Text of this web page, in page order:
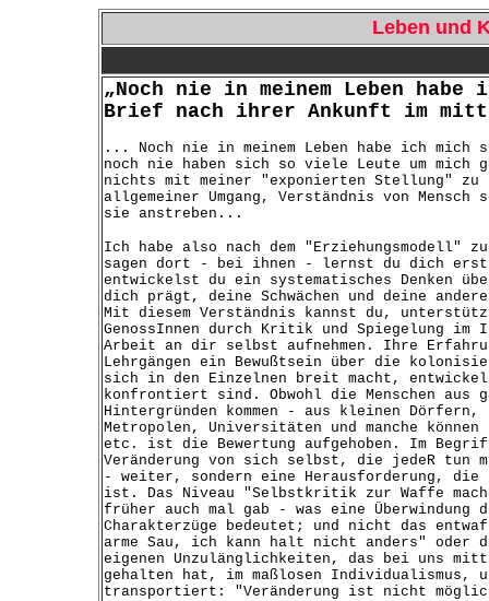
Leben und
„Noch nie in meinem Leben
Brief nach ihrer Ankunft im
... Noch nie in meinem Leben habe ich mich
noch nie haben sich so viele Leute um mich
nichts mit meiner "exponierten Stellung"
allgemeiner Umgang, Verständnis von
sie anstreben...
Ich habe also nach dem "Erziehungsmodell"
sagen dort - bei ihnen - lernst du dich
entwickelst du ein systematisches Denken
dich prägt, deine Schwächen und deine
Mit diesem Verständnis kannst du,
GenossInnen durch Kritik und Spiegelung im
Arbeit an dir selbst aufnehmen. Ihre
Lehrgängen ein Bewußtsein über die
sich in den Einzelnen breit macht,
konfrontiert sind. Obwohl die Menschen aus
Hintergründen kommen - aus kleinen Dörfern,
Metropolen, Universitäten und manche
etc. ist die Bewertung aufgehoben. Im
Veränderung von sich selbst, die jedeR tun
- weiter, sondern eine Herausforderung, die
ist. Das Niveau "Selbstkritik zur Waffe
früher auch mal gab - was eine
Charakterzüge bedeutet; und nicht das
arme Sau, ich kann halt nicht anders" oder
eigenen Unzulänglichkeiten, das bei uns
gehalten hat, im maßlosen Individualismus,
transportiert: "Veränderung ist nicht